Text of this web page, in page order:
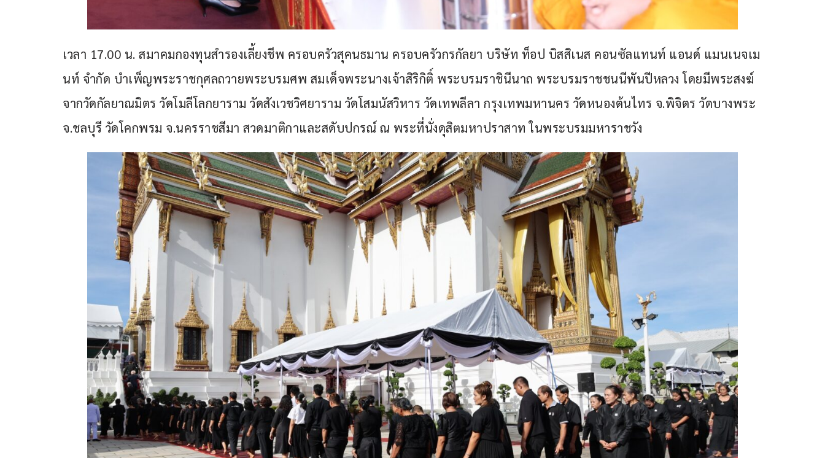
เวลา 17.00 น. สมาคมกองทุนสำรองเลี้ยงชีพ ครอบครัวสุคนธมาน ครอบครัวกรกัลยา บริษัท ท็อป บิสสิเนส คอนซัลแทนท์ แอนด์ แมนเนจเม
นท์ จำกัด บำเพ็ญพระราชกุศลถวายพระบรมศพ สมเด็จพระนางเจ้าสิริกิติ์ พระบรมราชินีนาถ พระบรมราชชนนีพันปีหลวง โดยมีพระสงฆ์
จากวัดกัลยาณมิตร วัดโมลีโลกยาราม วัดสังเวชวิศยาราม วัดโสมนัสวิหาร วัดเทพลีลา กรุงเทพมหานคร วัดหนองต้นไทร จ.พิจิตร วัดบางพระ
จ.ชลบุรี วัดโคกพรม จ.นครราชสีมา สวดมาติกาและสดับปกรณ์ ณ พระที่นั่งดุสิตมหาปราสาท ในพระบรมมหาราชวัง